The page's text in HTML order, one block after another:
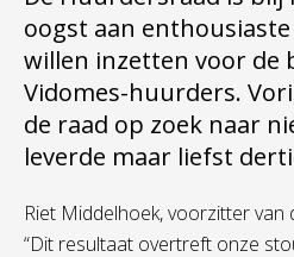
oogst aan
willen inzetten voor de
Vidomes-huurders.
de raad op zoek naar
leverde maar liefst
Riet Middelhoek, voorzitter van
“Dit resultaat overtreft onze